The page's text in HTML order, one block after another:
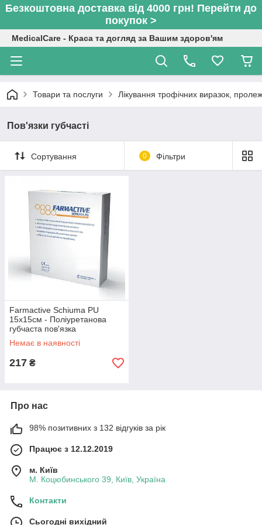
Безкоштовна доставка від 4000 грн! Перейти до
покупок >
MedicalCare - Краса та догляд за Вашим здоров'ям
Товари та послуги Лікування трофічних виразок,
Пов'язки губчасті
Сортування 0 Фільтри
Farmactive Schiuma PU
15x15см - Поліуретанова
губчаста пов'язка
Немає в наявності
217 ₴
Про нас
98% позитивних з 132 відгуків за рік
Працює з 12.12.2019
м. Київ
М. Коцюбинського 39, Київ, Україна
Контакти
Сьогодні вихідний